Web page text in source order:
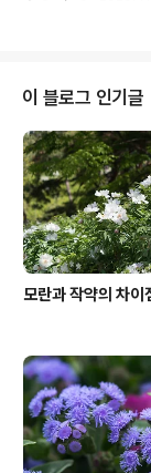
m oleander L., 1753
떡잎식물강 └ 용담목
른이름 협죽도(夾竹
花), 류선화,
원산지 인도 협죽도는
오..
이 블로그 인기글
모란과 작약의 차